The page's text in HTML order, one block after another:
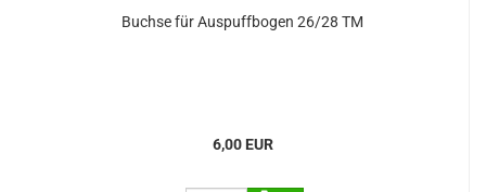
Buchse für Auspuffbogen 26/28 TM
6,00 EUR